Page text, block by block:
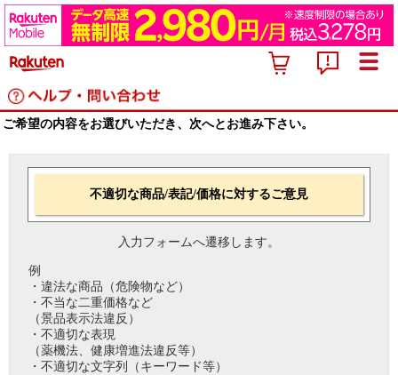
ご希望の内容をお選びいただき、次へとお進み下さい。
不適切な商品/表記/価格に対するご意見
入力フォームへ遷移します。
例
・違法な商品（危険物など）
・不当な二重価格など
（景品表示法違反）
・不適切な表現
（薬機法、健康増進法違反等）
・不適切な文字列（キーワード等）